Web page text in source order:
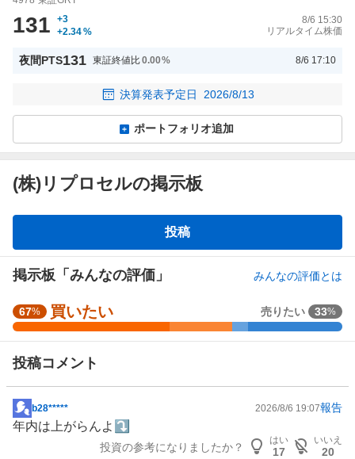
131
+3
+2.34%
8/6 15:30
リアルタイム株価
夜間PTS131 東証終値比0.00% 8/6 17:10
決算発表予定日 2026/8/13
ポートフォリオ追加
(株)リプロセルの掲示板
板
投稿
掲示板「みんなの評価」 みんなの評価とは
強
く
い
い
4
7
67% 買いたい 売りたい 33%
投稿コメント
掲
示
b28***** 2026/8/6 19:07報告
年内は上がらんよ⤵️
投資の参考になりましたか？
はい
17
いいえ
20